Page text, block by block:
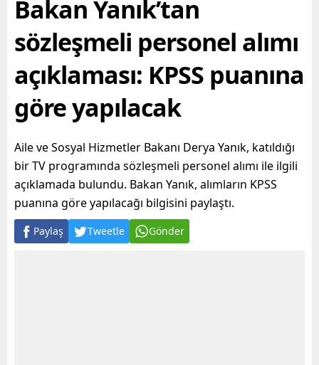
Bakan Yanık’tan
sözleşmeli personel alımı
açıklaması: KPSS puanına
göre yapılacak
Aile ve Sosyal Hizmetler Bakanı Derya Yanık, katıldığı
bir TV programında sözleşmeli personel alımı ile ilgili
açıklamada bulundu. Bakan Yanık, alımların KPSS
puanına göre yapılacağı bilgisini paylaştı.
Paylaş Tweetle Gönder